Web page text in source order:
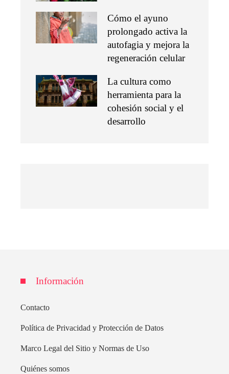
Cómo el ayuno
prolongado activa la
autofagia y mejora la
regeneración celular
La cultura como
herramienta para la
cohesión social y el
desarrollo
Información
Contacto
Política de Privacidad y Protección de Datos
Marco Legal del Sitio y Normas de Uso
Quiénes somos